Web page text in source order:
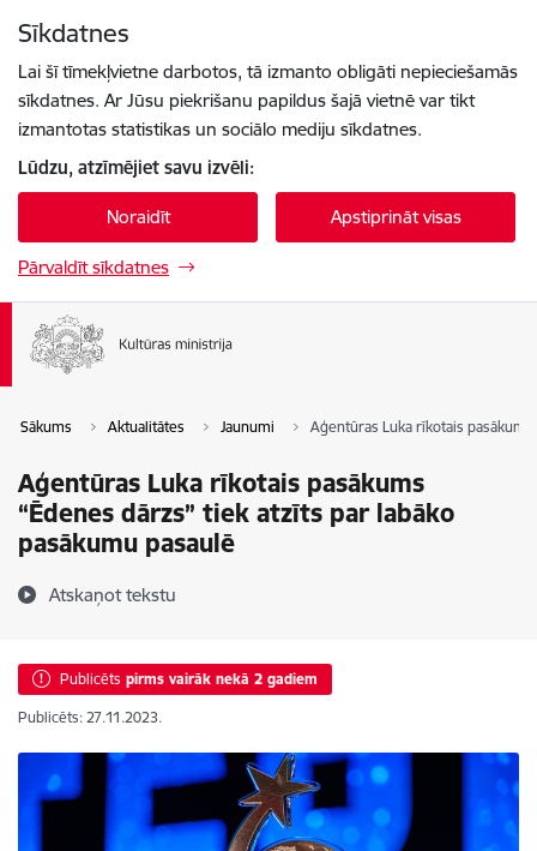
Sīkdatnes
Lai šī tīmekļvietne darbotos, tā izmanto obligāti nepieciešamās
sīkdatnes. Ar Jūsu piekrišanu papildus šajā vietnē var tikt
izmantotas statistikas un sociālo mediju sīkdatnes.
Lūdzu, atzīmējiet savu izvēli:
Noraidīt Apstiprināt visas
Pārvaldīt sīkdatnes
Sākums Aktualitātes Jaunumi Aģentūras Luka rīkotais
Aģentūras Luka rīkotais pasākums
“Ēdenes dārzs” tiek atzīts par labāko
pasākumu pasaulē
Atskaņot tekstu
Publicēts pirms vairāk nekā 2 gadiem
Publicēts: 27.11.2023.